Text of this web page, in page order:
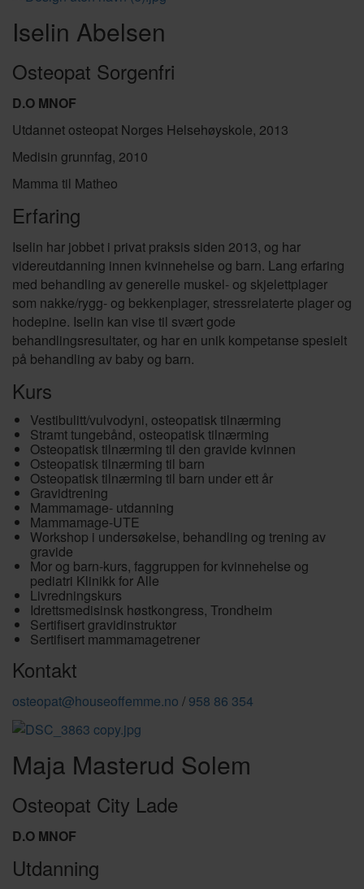
Iselin Abelsen
Osteopat Sorgenfri
D.O MNOF
Utdannet osteopat Norges Helsehøyskole, 2013
Medisin grunnfag, 2010
Mamma til Matheo
Erfaring
Iselin har jobbet i privat praksis siden 2013, og har
videreutdanning innen kvinnehelse og barn. Lang erfaring
med behandling av generelle muskel- og skjelettplager
som nakke/rygg- og bekkenplager, stressrelaterte plager og
hodepine. Iselin kan vise til svært gode
behandlingsresultater, og har en unik kompetanse spesielt
på behandling av baby og barn.
Kurs
Vestibulitt/vulvodyni, osteopatisk tilnærming
Stramt tungebånd, osteopatisk tilnærming
Osteopatisk tilnærming til den gravide kvinnen
Osteopatisk tilnærming til barn
Osteopatisk tilnærming til barn under ett år
Gravidtrening
Mammamage- utdanning
Mammamage-UTE
Workshop i undersøkelse, behandling og trening av
gravide
Mor og barn-kurs, faggruppen for kvinnehelse og
pediatri Klinikk for Alle
Livredningskurs
Idrettsmedisinsk høstkongress, Trondheim
Sertifisert gravidinstruktør
Sertifisert mammamagetrener
Kontakt
osteopat@houseoffemme.no / 958 86 354
Maja Masterud Solem
Osteopat City Lade
D.O MNOF
Utdanning